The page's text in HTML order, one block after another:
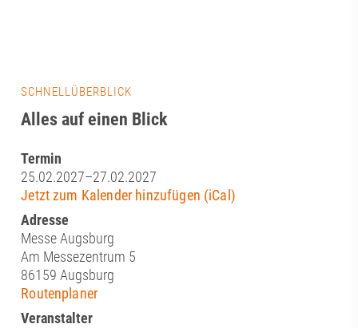
SCHNELLÜBERBLICK
Alles auf einen Blick
Termin
25.02.2027–27.02.2027
Jetzt zum Kalender hinzufügen (iCal)
Adresse
Messe Augsburg
Am Messezentrum 5
86159 Augsburg
Routenplaner
Veranstalter